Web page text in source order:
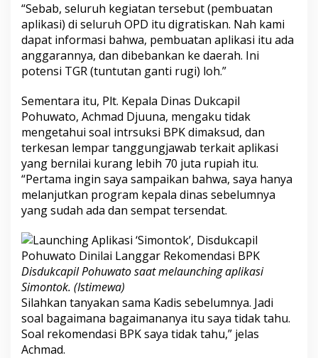
“Sebab, seluruh kegiatan tersebut (pembuatan
aplikasi) di seluruh OPD itu digratiskan. Nah kami
dapat informasi bahwa, pembuatan aplikasi itu ada
anggarannya, dan dibebankan ke daerah. Ini
potensi TGR (tuntutan ganti rugi) loh.”
Sementara itu, Plt. Kepala Dinas Dukcapil
Pohuwato, Achmad Djuuna, mengaku tidak
mengetahui soal intrsuksi BPK dimaksud, dan
terkesan lempar tanggungjawab terkait aplikasi
yang bernilai kurang lebih 70 juta rupiah itu.
“Pertama ingin saya sampaikan bahwa, saya hanya
melanjutkan program kepala dinas sebelumnya
yang sudah ada dan sempat tersendat.
Disdukcapil Pohuwato saat melaunching aplikasi
Simontok. (Istimewa)
Silahkan tanyakan sama Kadis sebelumnya. Jadi
soal bagaimana bagaimananya itu saya tidak tahu.
Soal rekomendasi BPK saya tidak tahu,” jelas
Achmad.